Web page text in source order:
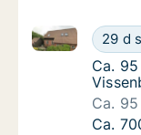
Ca.29 d
Ca. 95 m2
Ca.
Ca.
Ca.
Ca.
Ca.